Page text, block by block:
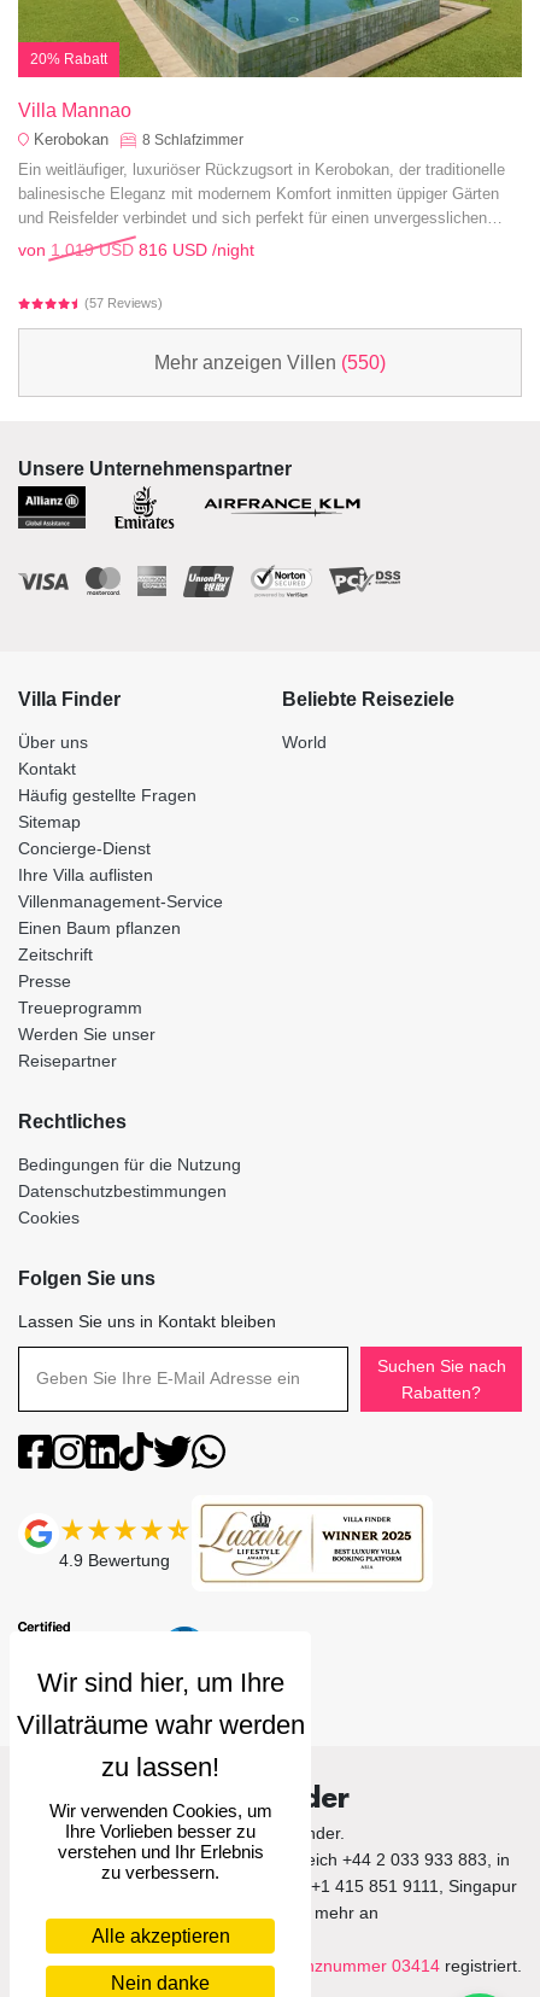
20% Rabatt
Villa Mannao
Kerobokan 8 Schlafzimmer
Ein weitläufiger, luxuriöser Rückzugsort in Kerobokan, der traditionelle
balinesische Eleganz mit modernem Komfort inmitten üppiger Gärten
und Reisfelder verbindet und sich perfekt für einen unvergesslichen
Familienurlaub eignet.
von 1.019 USD 816 USD /night
(57 Reviews)
Mehr anzeigen Villen (550)
Unsere Unternehmenspartner
Villa Finder
Über uns
Kontakt
Häufig gestellte Fragen
Sitemap
Concierge-Dienst
Ihre Villa auflisten
Villenmanagement-Service
Einen Baum pflanzen
Zeitschrift
Presse
Treueprogramm
Werden Sie unser
Reisepartner
Beliebte Reiseziele
World
Rechtliches
Bedingungen für die Nutzung
Datenschutzbestimmungen
Cookies
Folgen Sie uns
Lassen Sie uns in Kontakt bleiben
Suchen Sie nach
Rabatten?
4.9 Bewertung
Villa Finder
© 2026 Villa Finder.
Rufen Sie uns im Vereinigten Königreich +44 2 033 933 883, in
den Vereinigten Staaten von Amerika +1 415 851 9111, Singapur
+65 3105 1190 und mehr an
Villa Finder Pte. Ltd. ist unter derLizenznummer 03414 registriert.
Wir verwenden Cookies, um
Ihre Vorlieben besser zu
verstehen und Ihr Erlebnis
zu verbessern.
Alle akzeptieren
Nein danke